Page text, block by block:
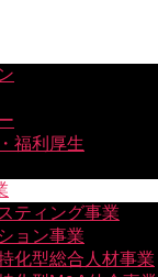
福利厚生
ティング事業
ョン事業
化型総合人材事業